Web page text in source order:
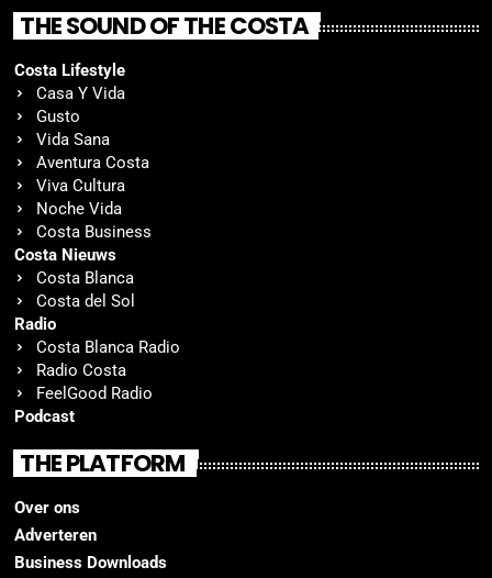
THE SOUND OF THE COSTA
Costa Lifestyle
Casa Y Vida
Gusto
Vida Sana
Aventura Costa
Viva Cultura
Noche Vida
Costa Business
Costa Nieuws
Costa Blanca
Costa del Sol
Radio
Costa Blanca Radio
Radio Costa
FeelGood Radio
Podcast
THE PLATFORM
Over ons
Adverteren
Business Downloads